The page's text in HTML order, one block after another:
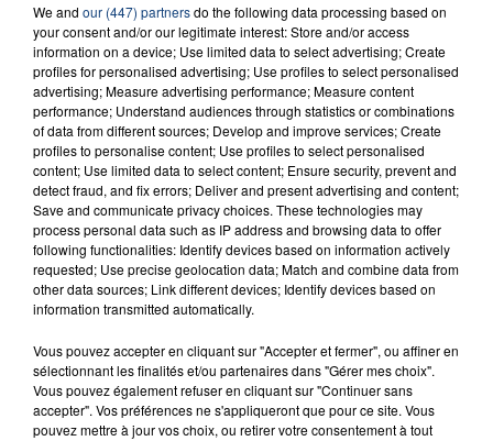
FIL D'ACTU
23 juillet 2026
INCENDIE MORTEL À LENS : UNE FEMME ET
SON BÉBÉ ENTRE LA VIE ET LA...
Un homme s'est immolé par le feu après avoir
We and our (447) partnersdo the following data processing based on
your consent and/or our legitimate interest: Store and/or access
information on a device; Use limited data to select advertising; Create
profiles for personalised advertising; Use profiles to select personalised
advertising; Measure advertising performance; Measure content
performance; Understand audiences through statistics or combinations
of data from different sources; Develop and improve services; Create
profiles to personalise content; Use profiles to select personalised
content; Use limited data to select content; Ensure security, prevent and
detect fraud, and fix errors; Deliver and present advertising and content;
Save and communicate privacy choices. These technologies may
process personal data such as IP address and browsing data to offer
following functionalities: Identify devices based on information actively
requested; Use precise geolocation data; Match and combine data from
other data sources; Link different devices; Identify devices based on
information transmitted automatically.
Vous pouvez accepter en cliquant sur "Accepter et fermer", ou affiner en
sélectionnant les finalités et/ou partenaires dans "Gérer mes choix".
Vous pouvez également refuser en cliquant sur "Continuer sans
accepter". Vos préférences ne s'appliqueront que pour ce site. Vous
pouvez mettre à jour vos choix, ou retirer votre consentement à tout